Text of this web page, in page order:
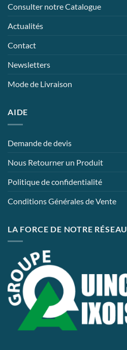
Consulter notre Catalogue
Actualités
Contact
Newsletters
Mode de Livraison
AIDE
Demande de devis
Nous Retourner un Produit
Politique de confidentialité
Conditions Générales de Vente
LA FORCE DE NOTRE RÉSEAU